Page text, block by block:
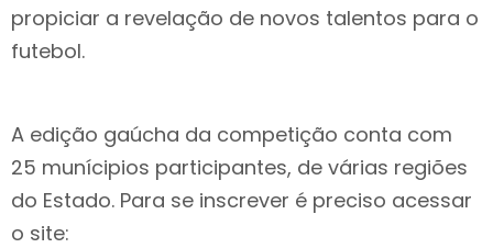
propiciar a revelação de novos talentos para o
futebol.
A edição gaúcha da competição conta com
25 munícipios participantes, de várias regiões
do Estado. Para se inscrever é preciso acessar
o site: